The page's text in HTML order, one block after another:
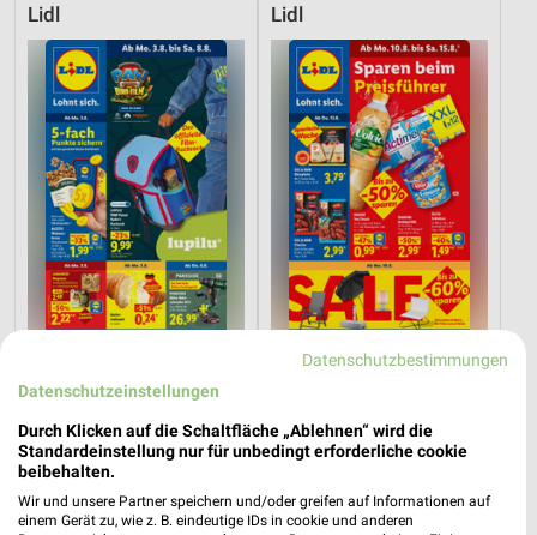
Lidl
Angebote ab 03.08.
Noch morgen gültig
Lidl
3,7 km
Gültig ab Mo. 10.08.
PENNY
Datenschutzbestimmungen
Datenschutzeinstellungen
Durch Klicken auf die Schaltfläche „Ablehnen“ wird die
Standardeinstellung nur für unbedingt erforderliche cookie
beibehalten.
Wir und unsere Partner speichern und/oder greifen auf Informationen auf
einem Gerät zu, wie z. B. eindeutige IDs in cookie und anderen